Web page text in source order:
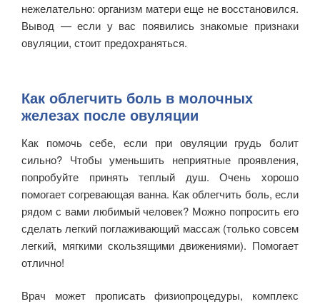
нежелательно: организм матери еще не восстановился.
Вывод — если у вас появились знакомые признаки
овуляции, стоит предохраняться.
Как облегчить боль в молочных
железах после овуляции
Как помочь себе, если при овуляции грудь болит
сильно? Чтобы уменьшить неприятные проявления,
попробуйте принять теплый душ. Очень хорошо
помогает согревающая ванна. Как облегчить боль, если
рядом с вами любимый человек? Можно попросить его
сделать легкий поглаживающий массаж (только совсем
легкий, мягкими скользящими движениями). Помогает
отлично!
Врач может прописать физиопроцедуры, комплекс